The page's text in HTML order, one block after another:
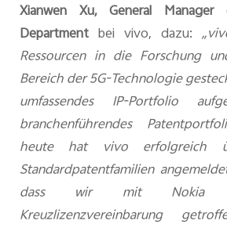
Xianwen Xu, General
Departmentbei vivo, dazu:
Ressourcen in die Forschung
Bereich der 5G-Technologie
umfassendes IP-Portfolio
branchenführendes
heute hat vivo erfolgreich
Standardpatentfamilien
dass wir mit Nokia
Kreuzlizenzvereinbarung